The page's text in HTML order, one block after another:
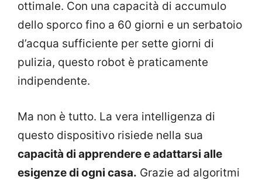
ottimale. Con una capacità di accumulo
dello sporco fino a 60 giorni e un serbatoio
d’acqua sufficiente per sette giorni di
pulizia, questo robot è praticamente
indipendente.
Ma non è tutto. La vera intelligenza di
questo dispositivo risiede nella sua
capacità di apprendere e adattarsi alle
esigenze di ogni casa. Grazie ad algoritmi